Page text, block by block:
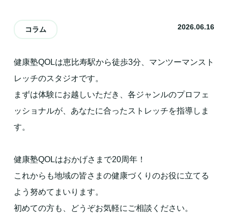
コラム 2026.06.16
健康塾QOLは恵比寿駅から徒歩3分、マンツーマンスト
レッチのスタジオです。
まずは体験にお越しいただき、各ジャンルのプロフェ
ッショナルが、あなたに合ったストレッチを指導しま
す。
健康塾QOLはおかげさまで20周年！
これからも地域の皆さまの健康づくりのお役に立てる
よう努めてまいります。
初めての方も、どうぞお気軽にご相談ください。